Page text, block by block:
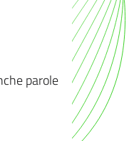
parole